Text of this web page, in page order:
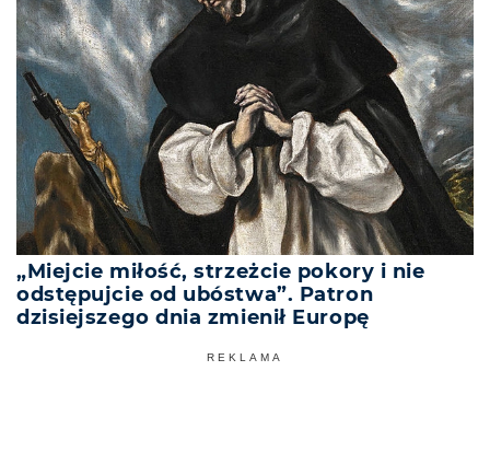
„Miejcie miłość, strzeżcie pokory i nie
odstępujcie od ubóstwa”. Patron
dzisiejszego dnia zmienił Europę
REKLAMA